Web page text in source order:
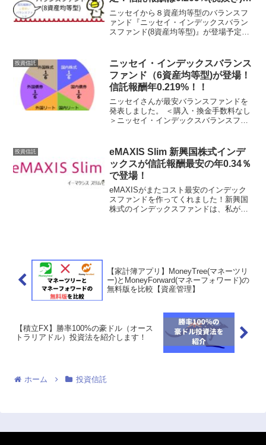
最安クラスに。
ニッセイから８資産均等型のバランスフ
ァンド『ニッセイ・インデックスバラン
スファンド(8資産均等型)』が登場予定で
セイ・インデックスバランスファンド(8
資産均等型...
投資信託
ニッセイ・インデックスバランス
ファンド（6資産均等型)が登場！
信託報酬年0.219%！！
ニッセイさんが最安バランスファンドを
発表しました。 ＜購入・換金手数料なし
＞ニッセイ・インデックスバランスファ
産均等型)」です。信託報酬はなんと信託
報酬年0...
投資信託
eMAXIS Slim 新興国株式インデ
ックスが信託報酬最安の年0.34％
で登場！
eMAXISがまたコスト最安のインデック
スファンドを作ってくれました！新興国
株式のインデックスファンドは、私が現
【家計簿アプリ】MoneyTree(マネーツリ
ー)とMoneyForward(マネーフォワード)の
無料版を比較【資産管理】
【積立FX】勝率100%の豪ドル（オース
トラリアドル）投資法を紹介します！
ホーム 投資信託